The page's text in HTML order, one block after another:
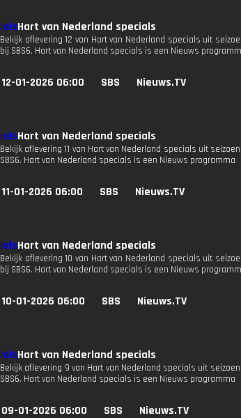
Hart van Nederland specials
Bekijk aflevering 12 van Hart van Nederland specials uit
bij SBS6. Hart van Nederland specials is een Nieuws
12-01-2026 06:00 SBS Nieuws.TV
Hart van Nederland specials
Bekijk aflevering 11 van Hart van Nederland specials uit
SBS6. Hart van Nederland specials is een Nieuws programma
11-01-2026 06:00 SBS Nieuws.TV
Hart van Nederland specials
Bekijk aflevering 10 van Hart van Nederland specials uit
bij SBS6. Hart van Nederland specials is een Nieuws
10-01-2026 06:00 SBS Nieuws.TV
Hart van Nederland specials
Bekijk aflevering 9 van Hart van Nederland specials uit
SBS6. Hart van Nederland specials is een Nieuws programma
09-01-2026 06:00 SBS Nieuws.TV